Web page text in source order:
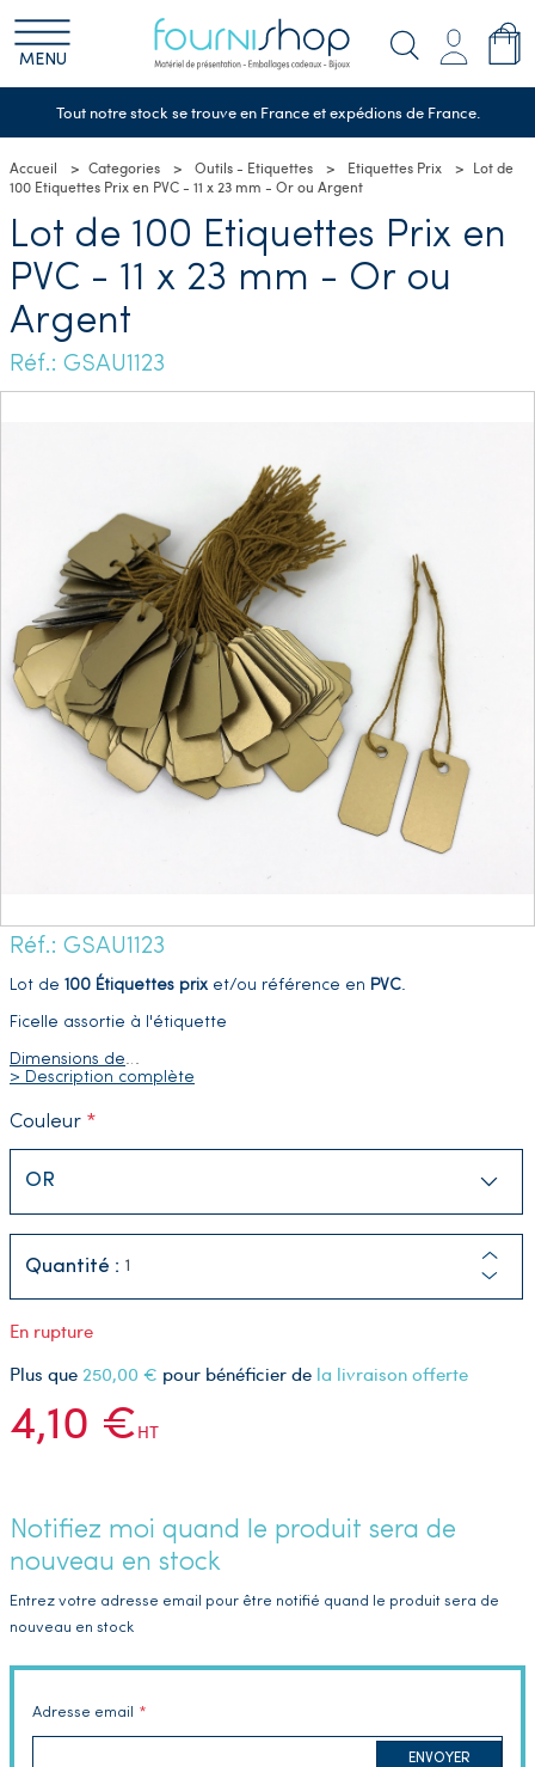
MENU
Tout notre stock se trouve en France et expédions de France.
Accueil Categories Outils - Etiquettes Etiquettes Prix
Lot de
100 Etiquettes Prix en PVC - 11 x 23 mm - Or ou Argent
Lot de 100 Etiquettes Prix en
PVC - 11 x 23 mm - Or ou
Argent
Réf.: GSAU1123
Réf.: GSAU1123
Lot de 100 Étiquettes prixet/ou référence en PVC.
Ficelle assortie à l'étiquette
Dimensions de…
> Description complète
Couleur
Quantité :
En rupture
Plus que 250,00 € pour bénéficier de la livraison offerte
4,10 €HT
Notifiez moi quand le produit sera de
nouveau en stock
Entrez votre adresse email pour être notifié quand le produit sera de
nouveau en stock
Adresse email
ENVOYER